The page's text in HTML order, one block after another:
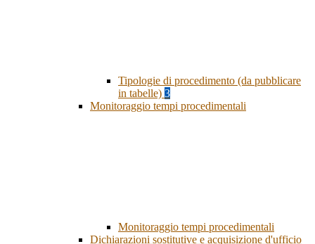
Tipologie di procedimento (da pubblicare
in tabelle) 3
Monitoraggio tempi procedimentali
Monitoraggio tempi procedimentali
Dichiarazioni sostitutive e acquisizione d'ufficio